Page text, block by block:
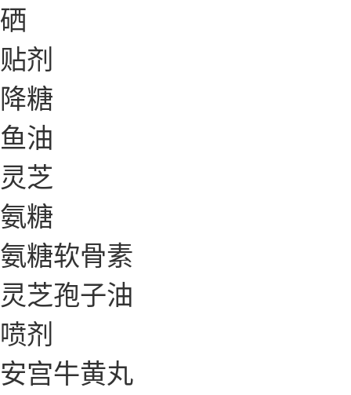
硒
贴剂
降糖
鱼油
灵芝
氨糖
氨糖软骨素
灵芝孢子油
喷剂
安宫牛黄丸